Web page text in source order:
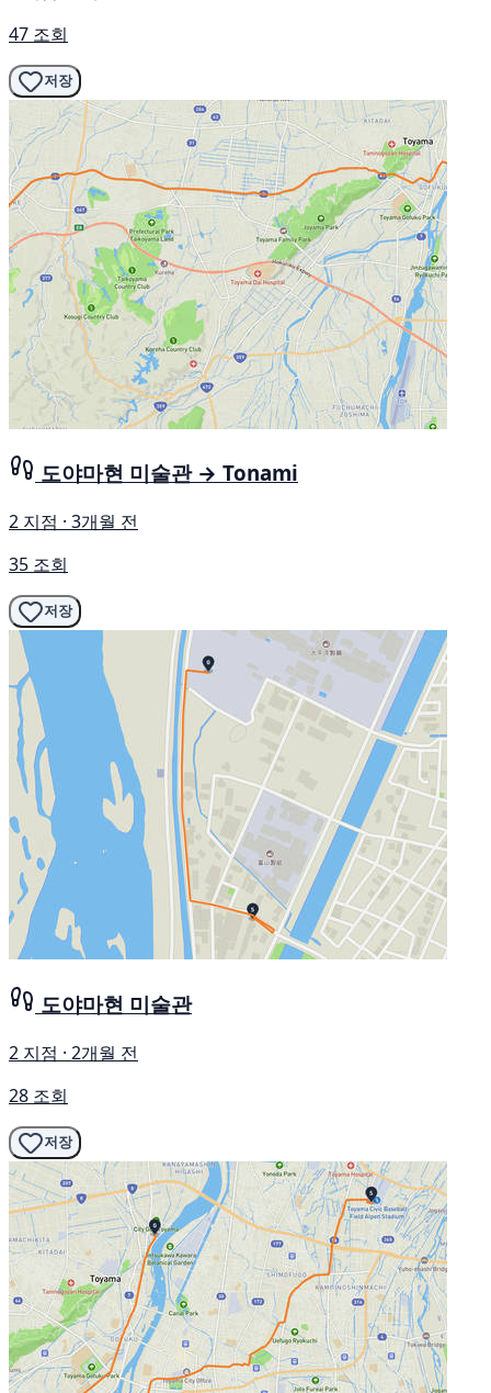
47 조회
저장
도야마현 미술관 → Tonami
2 지점 · 3개월 전
35 조회
저장
도야마현 미술관
2 지점 · 2개월 전
28 조회
저장